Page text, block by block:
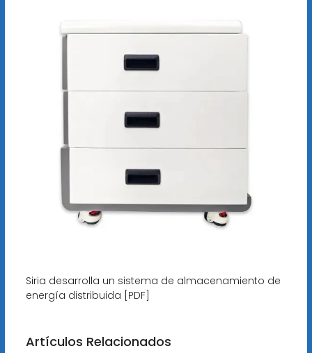
Siria desarrolla un sistema de almacenamiento de
energía distribuida [PDF]
Artículos Relacionados